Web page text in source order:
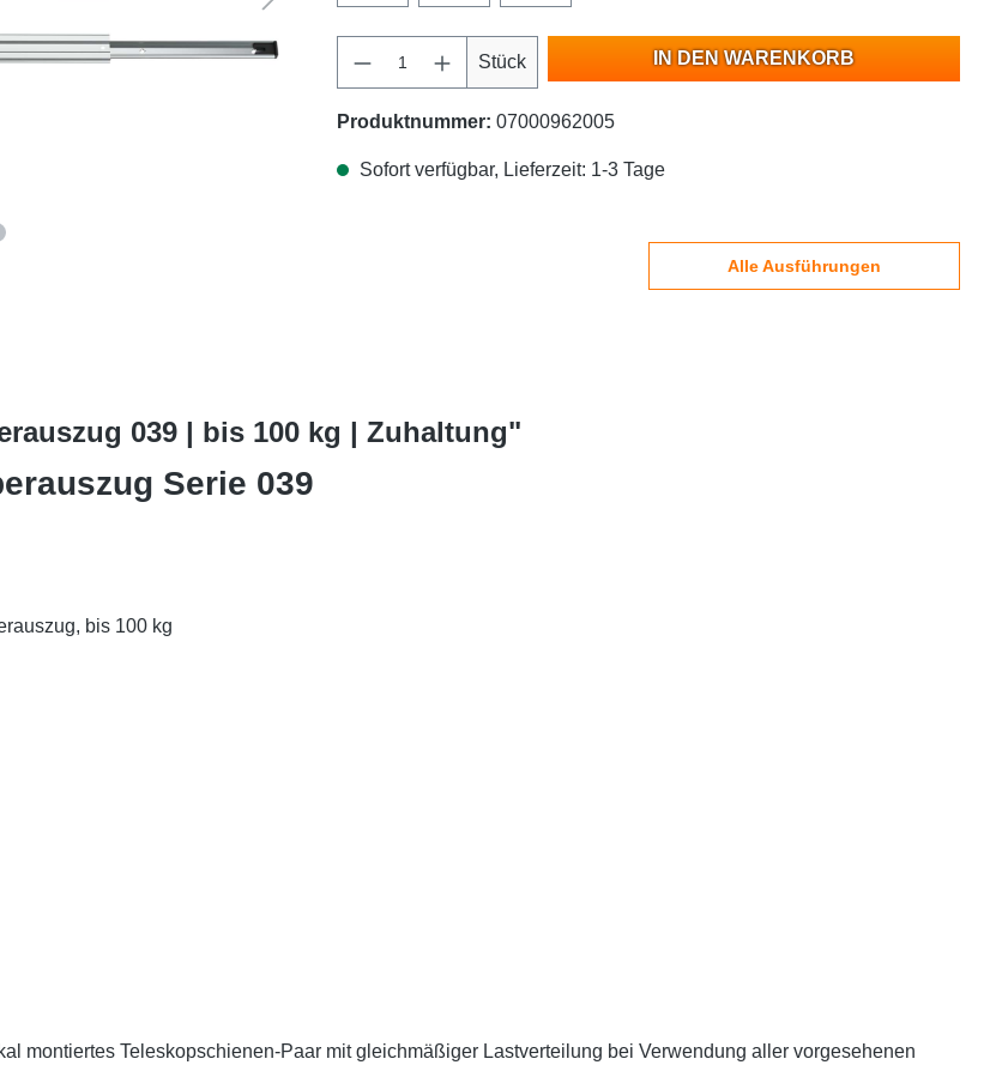
Stück IN DEN WARENKORB
Produktnummer: 07000962005
Sofort verfügbar, Lieferzeit: 1-3 Tage
Alle Ausführungen
039 | bis 100 kg | Zuhaltung"
Serie 039
bis 100 kg
montiertes Teleskopschienen-Paar mit gleichmäßiger Lastverteilung bei Verwendung aller vorgesehenen